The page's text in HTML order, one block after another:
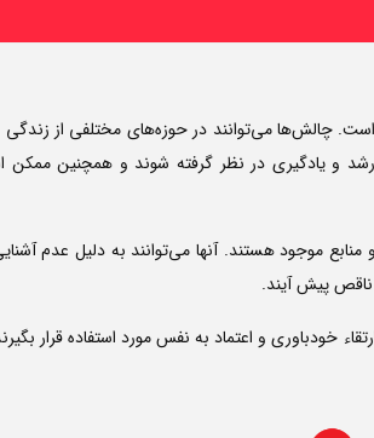
چالش‌ها می‌توانند در حوزه‌های مختلفی از زندگی
یادگیری در نظر گرفته شوند و همچنین ممکن
موجود هستند. آنها می‌توانند به دلیل عدم
ناقص پیش آیند.
خودباوری و اعتماد به نفس مورد استفاده قرار